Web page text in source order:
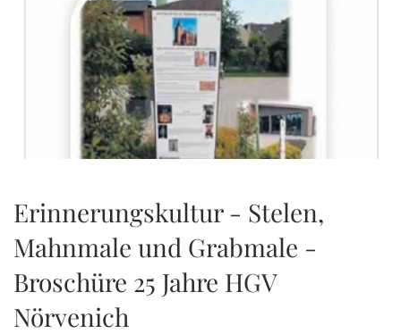
Erinnerungskultur - Stelen,
Mahnmale und Grabmale -
Broschüre 25 Jahre HGV
Nörvenich